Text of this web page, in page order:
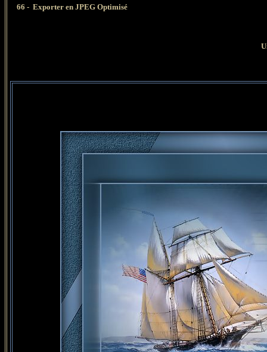
66 - Exporter en JPEG Optimisé